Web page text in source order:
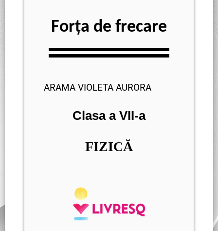
Forța de frecare
ARAMA VIOLETA AURORA
Clasa a VII-a
FIZICĂ